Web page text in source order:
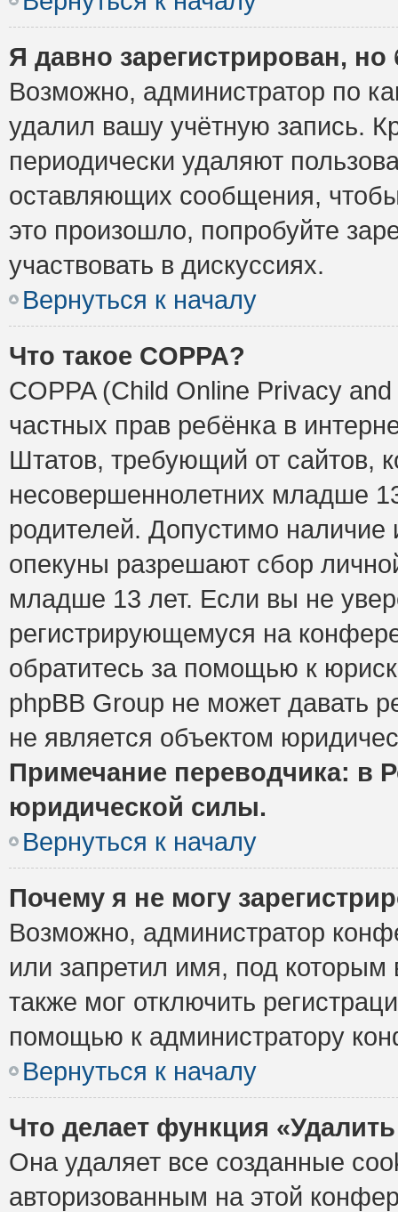
Я давно зарегистрирован,
Возможно, администратор по
удалил вашу учётную запись.
периодически удаляют
оставляющих сообщения,
это произошло, попробуйте
участвовать в дискуссиях.
Вернуться к началу
Что такое COPPA?
COPPA (Child Online Privacy
частных прав ребёнка в
Штатов, требующий от сайтов,
несовершеннолетних младше
родителей. Допустимо наличие
опекуны разрешают сбор
младше 13 лет. Если вы не
регистрирующемуся на
обратитесь за помощью к
phpBB Group не может давать
не является объектом
Примечание переводчика: в
юридической силы.
Вернуться к началу
Почему я не могу
Возможно, администратор
или запретил имя, под которым
также мог отключить
помощью к администратору
Вернуться к началу
Что делает функция
Она удаляет все созданные
авторизованным на этой